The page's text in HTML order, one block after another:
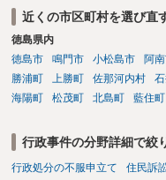
近くの市区町村を選び直
徳島県内
徳島市
鳴門市 小松島市 阿
勝浦町
上勝町 佐那河内村
海陽町
松茂町 北島町 藍住町
行政事件の分野詳細で絞
行政処分の不服申立て 住民訴